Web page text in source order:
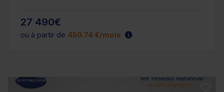
27 490€
ou à partir de 450.74 €/mois